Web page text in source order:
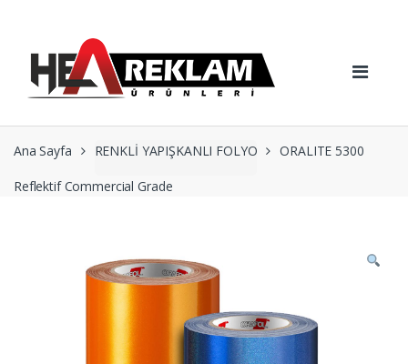
navigation
content
Ana Sayfa RENKLİ YAPIŞKANLI FOLYO ORALITE 5300
Reflektif Commercial Grade